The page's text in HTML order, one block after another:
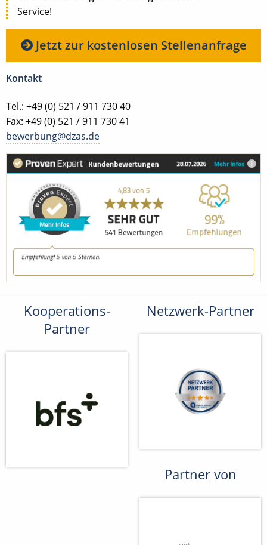
Service!
Jetzt zur kostenlosen Stellenanfrage
Kontakt
Tel.: +49 (0) 521 / 911 730 40
Fax: +49 (0) 521 / 911 730 41
bewerbung@dzas.de
Kooperations-
Partner
Netzwerk-Partner
Partner von